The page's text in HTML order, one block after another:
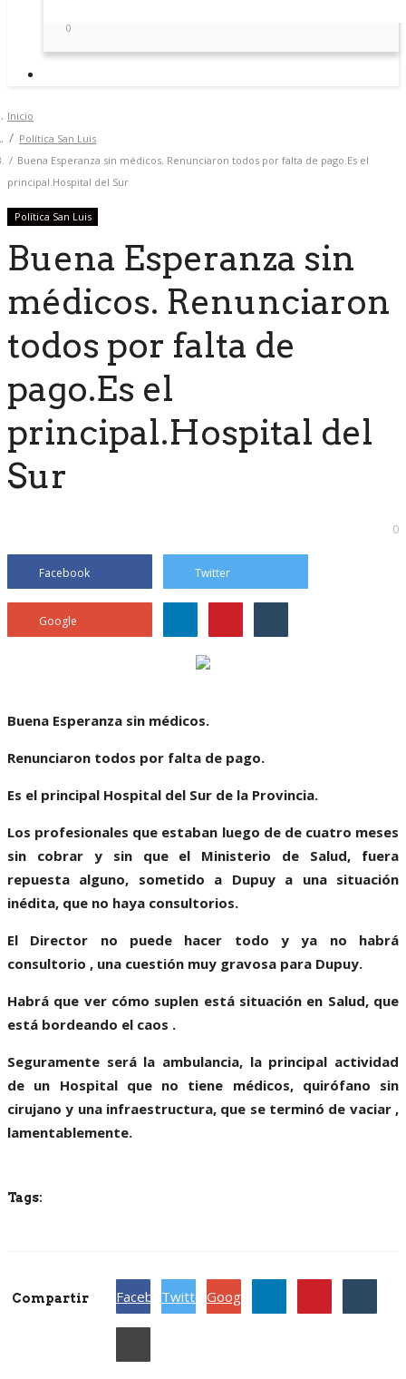
0
Inicio
Política San Luis
Buena Esperanza sin médicos. Renunciaron todos por falta de pago.Es el
principal.Hospital del Sur
Política San Luis
Buena Esperanza sin
médicos. Renunciaron
todos por falta de
pago.Es el
principal.Hospital del
Sur
0
Facebook Twitter
Google
Buena Esperanza sin médicos.
Renunciaron todos por falta de pago.
Es el principal Hospital del Sur de la Provincia.
Los profesionales que estaban luego de de cuatro meses
sin cobrar y sin que el Ministerio de Salud, fuera
repuesta alguno, sometido a Dupuy a una situación
inédita, que no haya consultorios.
El Director no puede hacer todo y ya no habrá
consultorio , una cuestión muy gravosa para Dupuy.
Habrá que ver cómo suplen está situación en Salud, que
está bordeando el caos .
Seguramente será la ambulancia, la principal actividad
de un Hospital que no tiene médicos, quirófano sin
cirujano y una infraestructura, que se terminó de vaciar ,
lamentablemente.
Tags:
Compartir FacebookTwitterGoogle